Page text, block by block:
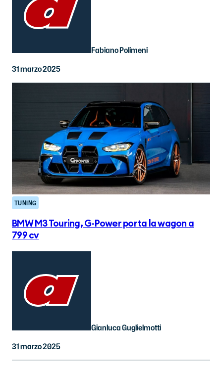
Fabiano Polimeni
31 marzo 2025
TUNING
BMW M3 Touring, G-Power porta la wagon a
799 cv
Gianluca Guglielmotti
31 marzo 2025